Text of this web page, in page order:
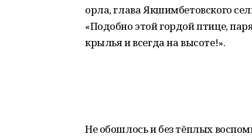
орла, глава Якшимбетовского
«Подобно этой гордой птице,
крылья и всегда на высоте!».
Не обошлось и без тёплых